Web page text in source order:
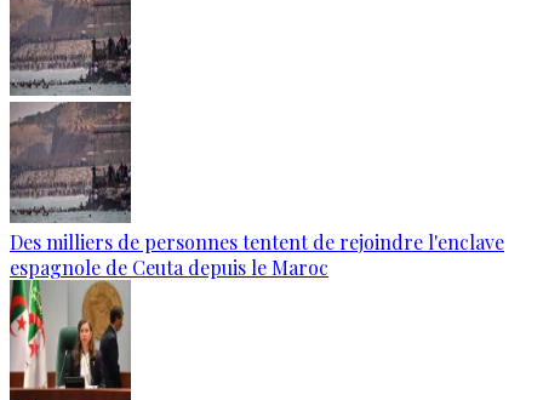
Des milliers de personnes tentent de rejoindre l'enclave
espagnole de Ceuta depuis le Maroc